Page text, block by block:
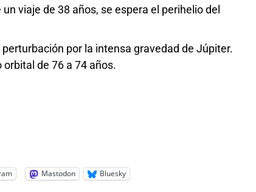
viaje de 38 años, se espera el perihelio del
por la intensa gravedad de Júpiter.
de 76 a 74 años.
Mastodon Bluesky